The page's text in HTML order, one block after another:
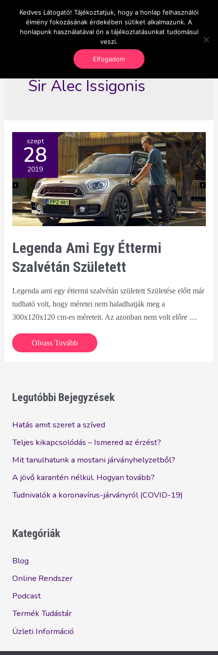
content
OnlineSeedsMan
Üzlet és szabadság
Main
Sir Alec Issigonis
szept
28
2019
Legenda Ami Egy Éttermi
Szalvétán Született
Legenda ami egy éttermi szalvétán született Születése előtt már
tudható volt, hogy méretei nem haladhatják meg a
300x120x120 cm-es méreteit. Az azonban nem volt előre …
Legenda
szalvétán
Olvass Tovább
Legutóbbi Bejegyzések
Hatás amit szeret a szíved
Teljes kikapcsolódás – Ismered az érzést?
Mit tanulhatunk a mostani járványhelyzetből?
A jövő karantén nélkül. Hogyan tovább?
Tudnivalók a koronavírus-járványról (COVID-19)
Kategóriák
Blog
Online Rendszer
Podcast
Termék Tudástár
Üzleti Információ
Kedves Látogató! Tájékoztatjuk, hogy a honlap felhasználói
élmény fokozásának érdekében sütiket alkalmazunk. A
honlapunk használatával ön a tájékoztatásunkat tudomásul
veszi.
Elfogadom